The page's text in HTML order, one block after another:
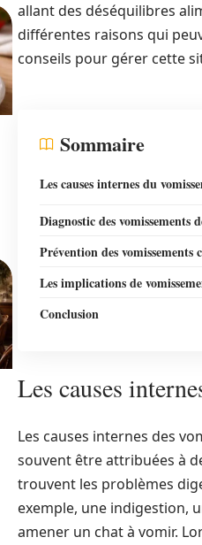
allant des déséquilibres
différentes raisons qui
conseils pour gérer cette
Sommaire
Les causes internes du
Diagnostic des vomissements
Prévention des vomissements
Les implications de
Conclusion
Les causes
Les causes internes des
souvent être attribuées à
trouvent les problèmes
exemple, une indigestion,
amener un chat à vomir.